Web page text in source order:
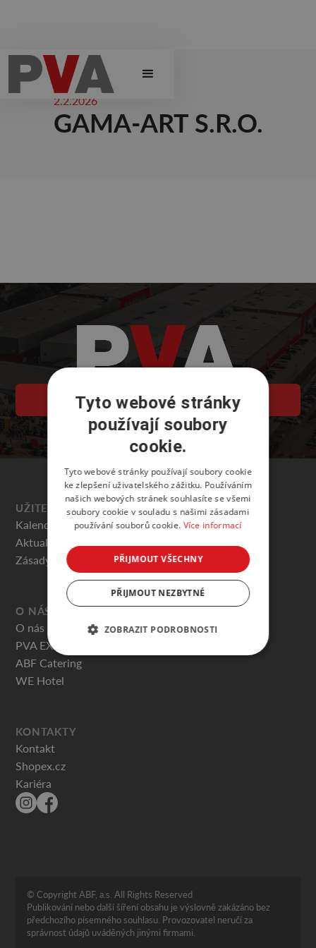
2.2.2026
GAMA-ART S.R.O.
PVA EXPO PRAHA
UŽITEČNÉ
Kalendář akcí
Aktuality
Zásady ochrany osobních údajů
O NÁS
O nás
PVA EXPO PRAHA
ABF Catering
WE Hotel
KONTAKTY
Kontakt
Shopex.cz
Kariéra
© Copyright ABF, a.s. All Rights Reserved
Publikování nebo další šíření obsahu je výslovně zakázáno bez
předchozího písemného souhlasu. Provozovatel neručí za
správnost údajů uváděných jinými firmami.
Tyto webové stránky
používají soubory
cookie.
Tyto webové stránky používají soubory cookie
ke zlepšení uživatelského zážitku. Používáním
našich webových stránek souhlasíte se všemi
soubory cookie v souladu s našimi zásadami
používání souborů cookie. Více informací
PŘIJMOUT VŠECHNY
PŘIJMOUT NEZBYTNÉ
ZOBRAZIT PODROBNOSTI